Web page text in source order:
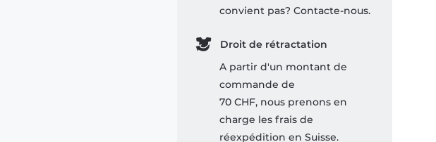
convient pas? Contacte-nous.
Droit de rétractation
A partir d'un montant de
commande de
70 CHF, nous prenons en
charge les frais de
réexpédition en Suisse.